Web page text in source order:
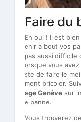
Faire du
Eh oui ! Il est
enir à bout vos
pas aussi difficile
orsque vous
ste de faire le
ment bricoler.
age Genève sur
e panne.
Vous trouverez